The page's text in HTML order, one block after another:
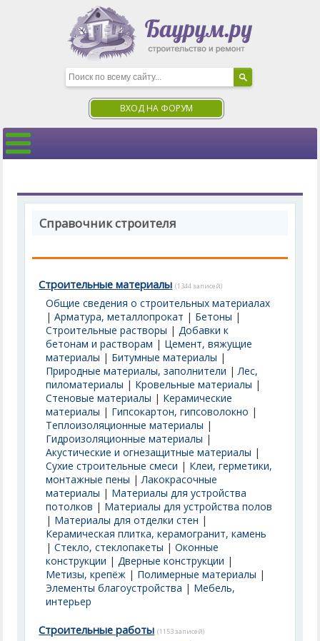
ВХОД НА ФОРУМ
Справочник строителя
Строительные материалы (1344 записей)
Общие сведения о строительных материалах
|Арматура, металлопрокат | Бетоны |
Строительные растворы |Добавки к
бетонам и растворам | Цемент, вяжущие
материалы | Битумные материалы |
Природные материалы, заполнители |Лес,
пиломатериалы | Кровельные материалы |
Стеновые материалы | Керамические
материалы | Гипсокартон, гипсоволокно |
Теплоизоляционные материалы |
Гидроизоляционные материалы |
Акустические и огнезащитные материалы |
Сухие строительные смеси | Клеи, герметики,
монтажные пены |Лакокрасочные
материалы | Материалы для устройства
потолков | Материалы для устройства полов
| Материалы для отделки стен |
Керамическая плитка, керамогранит, камень
|Стекло, стеклопакеты |Оконные
конструкции |Дверные конструкции |
Метизы, крепёж | Полимерные материалы |
Элементы благоустройства | Мебель,
интерьер
Строительные работы (1153 записей)